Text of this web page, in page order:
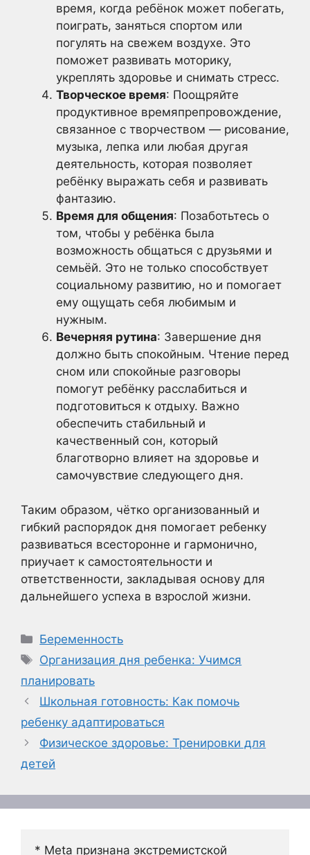
время, когда ребёнок может побегать,
поиграть, заняться спортом или
погулять на свежем воздухе. Это
поможет развивать моторику,
укреплять здоровье и снимать стресс.
Творческое время: Поощряйте
продуктивное времяпрепровождение,
связанное с творчеством — рисование,
музыка, лепка или любая другая
деятельность, которая позволяет
ребёнку выражать себя и развивать
фантазию.
Время для общения: Позаботьтесь о
том, чтобы у ребёнка была
возможность общаться с друзьями и
семьёй. Это не только способствует
социальному развитию, но и помогает
ему ощущать себя любимым и
нужным.
Вечерняя рутина: Завершение дня
должно быть спокойным. Чтение перед
сном или спокойные разговоры
помогут ребёнку расслабиться и
подготовиться к отдыху. Важно
обеспечить стабильный и
качественный сон, который
благотворно влияет на здоровье и
самочувствие следующего дня.
Таким образом, чётко организованный и
гибкий распорядок дня помогает ребенку
развиваться всесторонне и гармонично,
приучает к самостоятельности и
ответственности, закладывая основу для
дальнейшего успеха в взрослой жизни.
Рубрики
Беременность
Метки
Организация дня ребенка: Учимся
планировать
Школьная готовность: Как помочь
ребенку адаптироваться
Физическое здоровье: Тренировки для
детей
* Meta признана экстремистской